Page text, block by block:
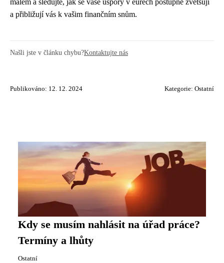
málem a sledujte, jak se vaše úspory v eurech postupně zvětšují
a přibližují vás k vašim finančním snům.
Našli jste v článku chybu?Kontaktujte nás
Publikováno: 12. 12. 2024 Kategorie: Ostatní
Kdy se musím nahlásit na úřad práce?
Termíny a lhůty
Ostatní